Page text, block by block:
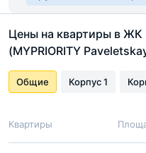
Цены на квартиры в ЖК
(MYPRIORITY
Общие Корпус 1
Квартиры